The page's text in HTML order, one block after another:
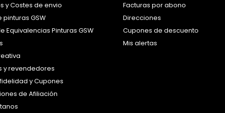
y Costes de envio
pinturas GSW
Equivalencias Pinturas GSW
y revendedores
y Cupones
de Afiliación
Facturas por abono
Direcciones
Cupones de descuento
Mis alertas